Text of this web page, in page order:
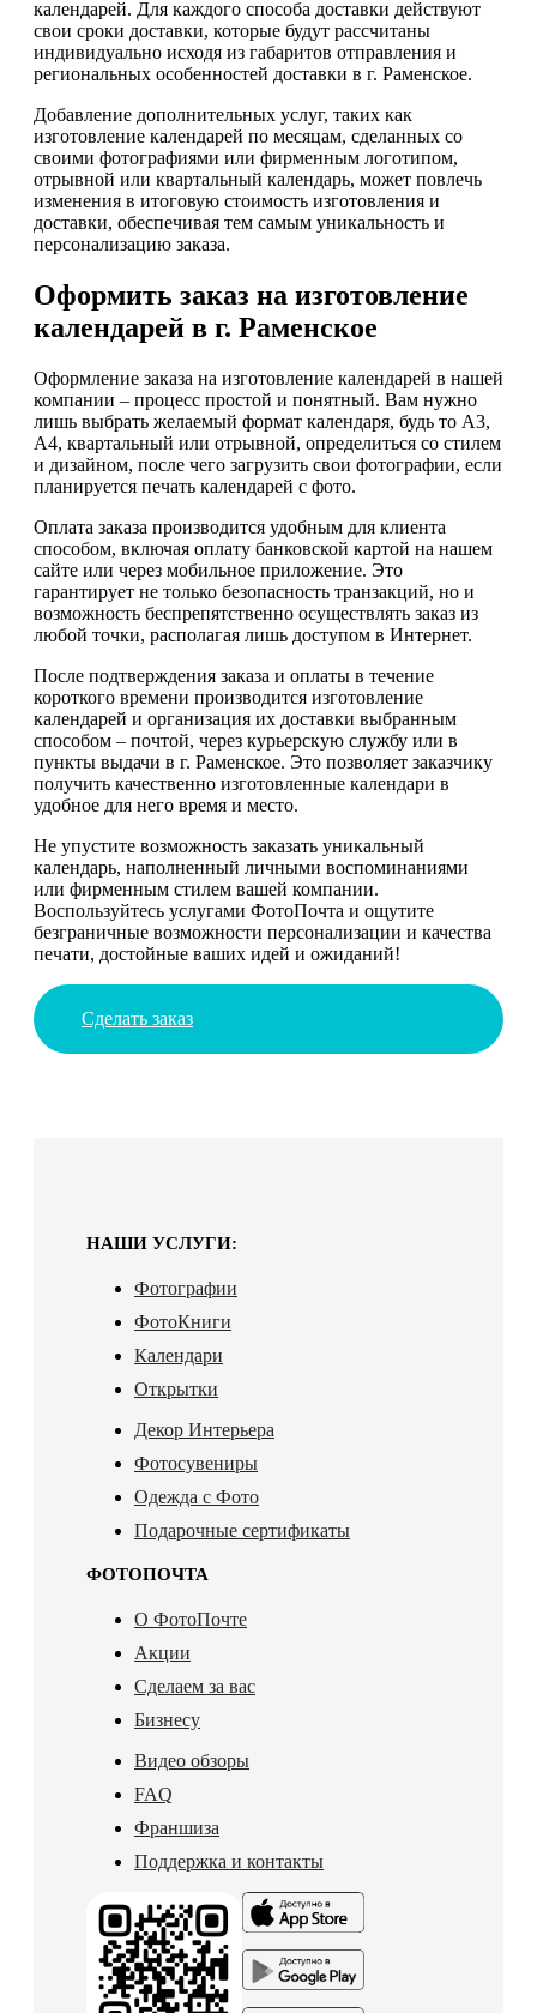
календарей. Для каждого способа доставки действуют
свои сроки доставки, которые будут рассчитаны
индивидуально исходя из габаритов отправления и
региональных особенностей доставки в г. Раменское.
Добавление дополнительных услуг, таких как
изготовление календарей по месяцам, сделанных со
своими фотографиями или фирменным логотипом,
отрывной или квартальный календарь, может повлечь
изменения в итоговую стоимость изготовления и
доставки, обеспечивая тем самым уникальность и
персонализацию заказа.
Оформить заказ на изготовление
календарей в г. Раменское
Оформление заказа на изготовление календарей в нашей
компании – процесс простой и понятный. Вам нужно
лишь выбрать желаемый формат календаря, будь то А3,
А4, квартальный или отрывной, определиться со стилем
и дизайном, после чего загрузить свои фотографии, если
планируется печать календарей с фото.
Оплата заказа производится удобным для клиента
способом, включая оплату банковской картой на нашем
сайте или через мобильное приложение. Это
гарантирует не только безопасность транзакций, но и
возможность беспрепятственно осуществлять заказ из
любой точки, располагая лишь доступом в Интернет.
После подтверждения заказа и оплаты в течение
короткого времени производится изготовление
календарей и организация их доставки выбранным
способом – почтой, через курьерскую службу или в
пункты выдачи в г. Раменское. Это позволяет заказчику
получить качественно изготовленные календари в
удобное для него время и место.
Не упустите возможность заказать уникальный
календарь, наполненный личными воспоминаниями
или фирменным стилем вашей компании.
Воспользуйтесь услугами ФотоПочта и ощутите
безграничные возможности персонализации и качества
печати, достойные ваших идей и ожиданий!
Сделать заказ
НАШИ УСЛУГИ:
Фотографии
ФотоКниги
Календари
Открытки
Декор Интерьера
Фотосувениры
Одежда с Фото
Подарочные сертификаты
ФОТОПОЧТА
О ФотоПочте
Акции
Сделаем за вас
Бизнесу
Видео обзоры
FAQ
Франшиза
Поддержка и контакты